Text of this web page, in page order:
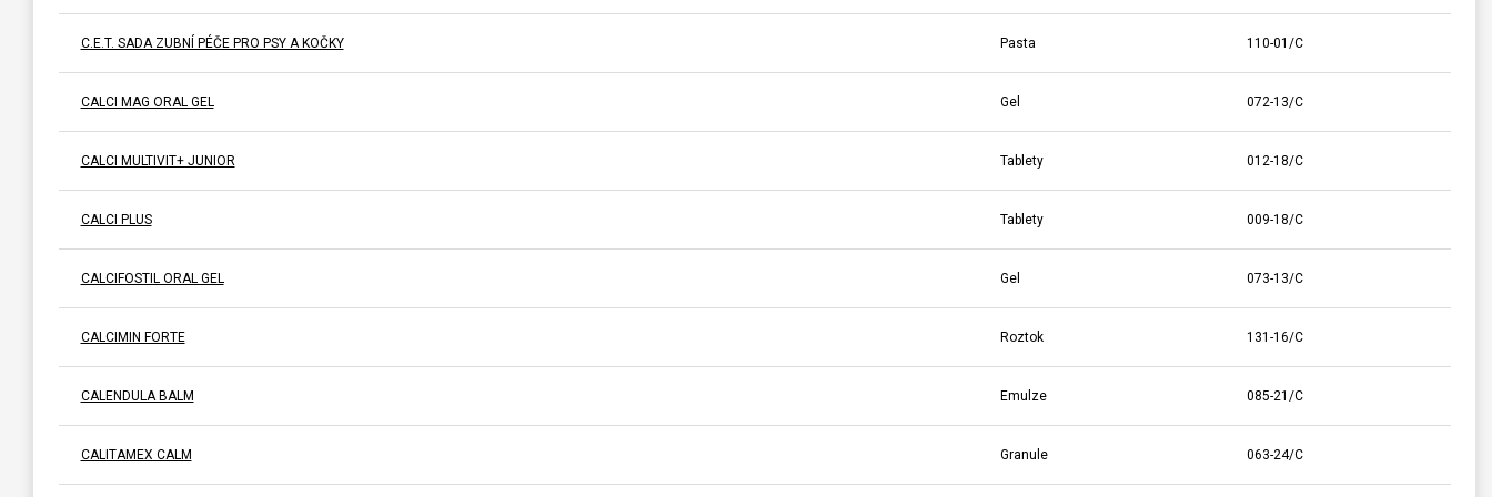
C.E.T. SADA ZUBNÍ PÉČE PRO PSY A KOČKY Pasta 110-01/C
CALCI MAG ORAL GEL Gel 072-13/C
CALCI MULTIVIT+ JUNIOR Tablety 012-18/C
CALCI PLUS Tablety 009-18/C
CALCIFOSTIL ORAL GEL Gel 073-13/C
CALCIMIN FORTE Roztok 131-16/C
CALENDULA BALM Emulze 085-21/C
CALITAMEX CALM Granule 063-24/C